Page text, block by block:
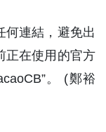
何連結，避免出
正在使用的官方
。 (鄭裕